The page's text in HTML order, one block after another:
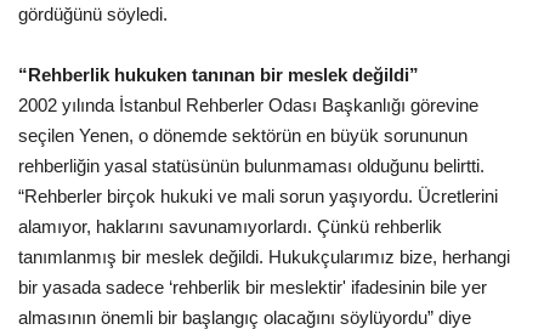
gördüğünü söyledi.
“Rehberlik hukuken tanınan bir meslek değildi”
2002 yılında İstanbul Rehberler Odası Başkanlığı görevine
seçilen Yenen, o dönemde sektörün en büyük sorununun
rehberliğin yasal statüsünün bulunmaması olduğunu belirtti.
“Rehberler birçok hukuki ve mali sorun yaşıyordu. Ücretlerini
alamıyor, haklarını savunamıyorlardı. Çünkü rehberlik
tanımlanmış bir meslek değildi. Hukukçularımız bize, herhangi
bir yasada sadece ‘rehberlik bir meslektir' ifadesinin bile yer
almasının önemli bir başlangıç olacağını söylüyordu” diye